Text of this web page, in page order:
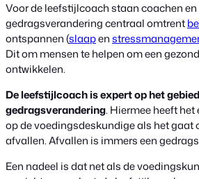
Voor de leefstijlcoachstaan coachen
gedragsverandering centraal omtrent
ontspannen (slaapen
Dit om mensen te helpen om een
ontwikkelen.
De leefstijlcoach is expert op het
gedragsverandering. Hiermee heeft
op de voedingsdeskundige als het gaat
afvallen. Afvallen is immers een
Een nadeel is dat net als de